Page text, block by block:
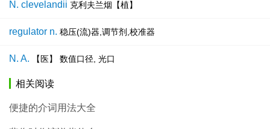
N. clevelandii 克利夫兰烟【植】
regulator n. 稳压(流)器,调节剂,校准器
N. A. 【医】 数值口径, 光口
相关阅读
便捷的介词用法大全